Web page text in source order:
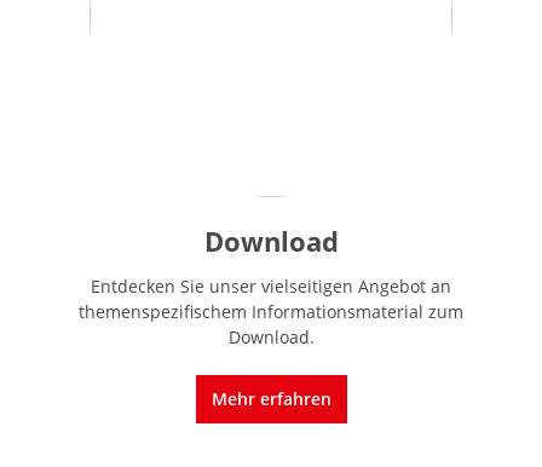
Download
Entdecken Sie unser vielseitigen Angebot an
themenspezifischem Informationsmaterial zum
Download.
Mehr erfahren